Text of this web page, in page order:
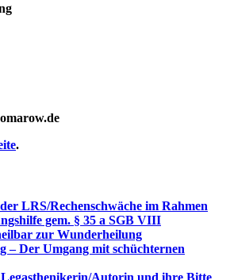
.
LRS/Rechenschwäche im Rahmen
gem. § 35 a SGB VIII
zur Wunderheilung
– Der Umgang mit schüchternen